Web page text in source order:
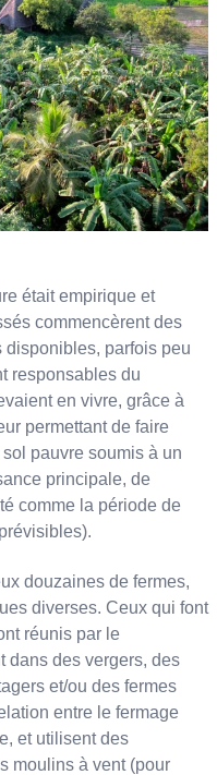
était empirique et
commencèrent des
disponibles, parfois peu
responsables du
en vivre, grâce à
permettant de faire
pauvre soumis à un
principale, de
comme la période de
douzaines de fermes,
diverses. Ceux qui font
réunis par le
dans des vergers, des
et/ou des fermes
entre le fermage
et utilisent des
moulins à vent (pour